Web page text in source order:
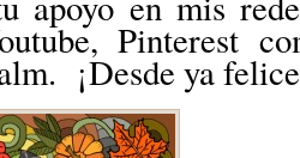
Pinterest
¡Desde ya